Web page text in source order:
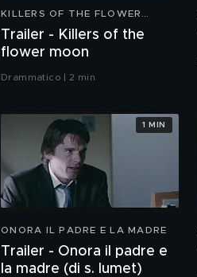
KILLERS OF THE FLOWER
Trailer - Killers of the
flower moon
Drammatico | 2 min
ONORA IL PADRE E LA MADRE
Trailer - Onora il padre e
la madre (di s. lumet)
1 MIN